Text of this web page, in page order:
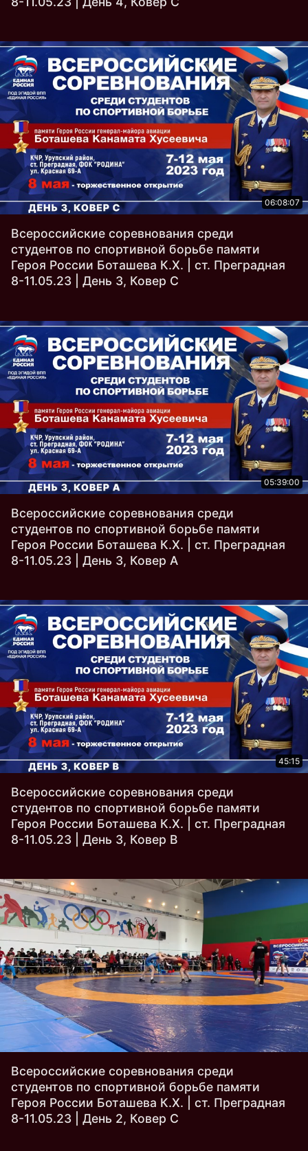
06:08:07
Всероссийские соревнования среди
студентов по спортивной борьбе памяти
Героя России Боташева К.Х. | ст. Преградная
8-11.05.23 | День 3, Ковер C
05:39:00
Всероссийские соревнования среди
студентов по спортивной борьбе памяти
Героя России Боташева К.Х. | ст. Преградная
8-11.05.23 | День 3, Ковер A
45:15
Всероссийские соревнования среди
студентов по спортивной борьбе памяти
Героя России Боташева К.Х. | ст. Преградная
8-11.05.23 | День 3, Ковер B
Всероссийские соревнования среди
студентов по спортивной борьбе памяти
Героя России Боташева К.Х. | ст. Преградная
8-11.05.23 | День 2, Ковер C